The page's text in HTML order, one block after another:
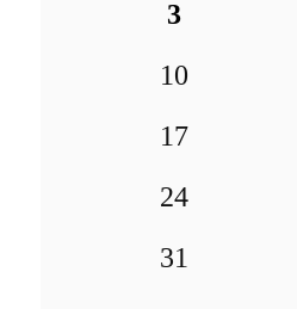
3
10
17
24
31